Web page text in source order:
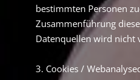
bestimmten Personen
Zusammenführung
Datenquellen wird nicht
3. Cookies /